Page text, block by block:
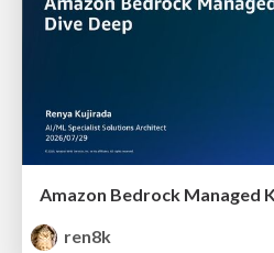
ren8k